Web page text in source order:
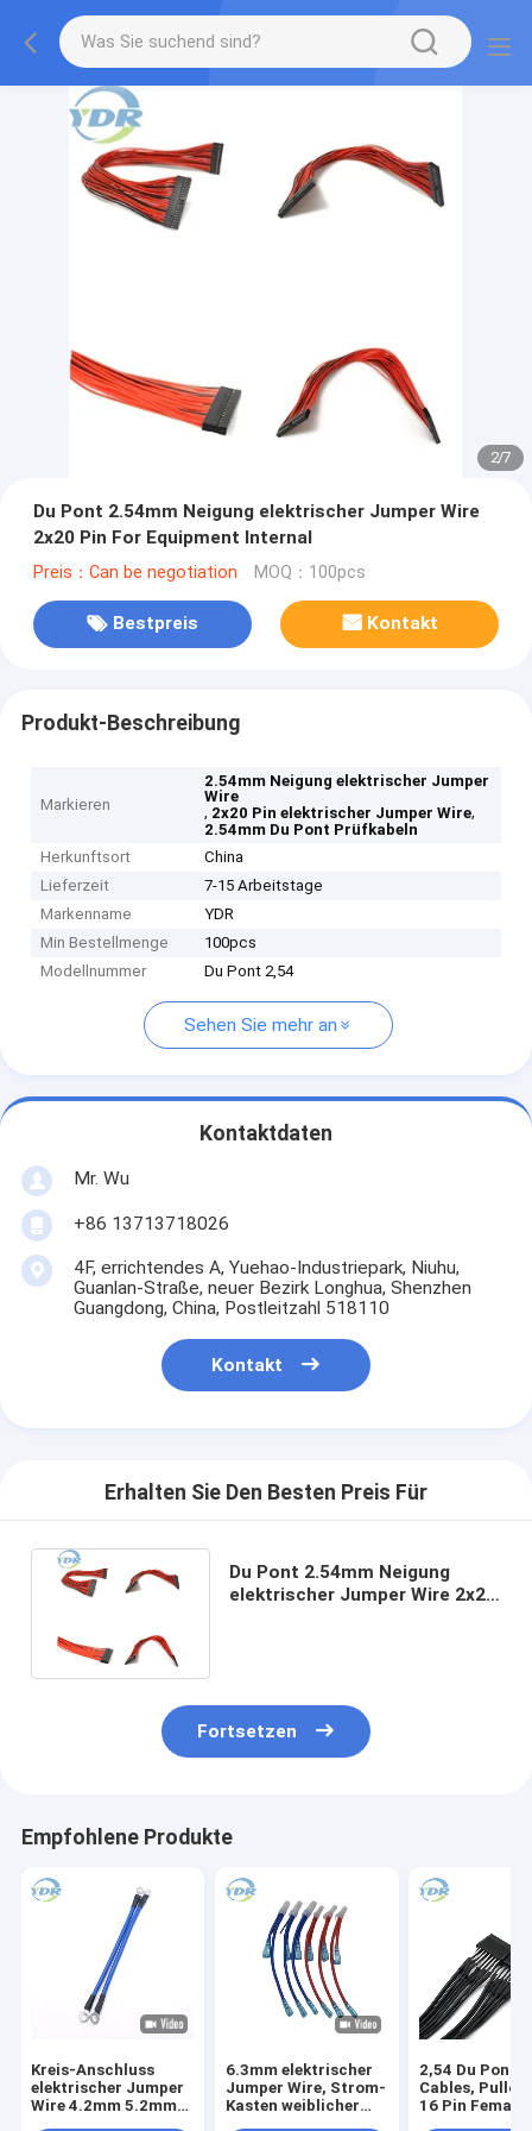
2/7
Du Pont 2.54mm Neigung elektrischer Jumper Wire
2x20 Pin For Equipment Internal
Preis：Can be negotiation MOQ：100pcs
Bestpreis Kontakt
Produkt-Beschreibung
Markieren
2.54mm Neigung elektrischer Jumper
Wire
, 2x20 Pin elektrischer Jumper Wire,
2.54mm Du Pont Prüfkabeln
Herkunftsort
China
Lieferzeit
7-15 Arbeitstage
Markenname
YDR
Min Bestellmenge
100pcs
Modellnummer
Du Pont 2,54
Sehen Sie mehr an
Kontaktdaten
Mr. Wu
+86 13713718026
4F, errichtendes A, Yuehao-Industriepark, Niuhu,
Guanlan-Straße, neuer Bezirk Longhua, Shenzhen
Guangdong, China, Postleitzahl 518110
Kontakt
Erhalten Sie Den Besten Preis Für
Du Pont 2.54mm Neigung
elektrischer Jumper Wire 2x20
Fortsetzen
Empfohlene Produkte
Kreis-Anschluss
elektrischer Jumper
Wire 4.2mm 5.2mm
6.3mm elektrischer
Jumper Wire, Strom-
Kasten weiblicher
2,54 Du Pont
Cables,
16 Pin Female